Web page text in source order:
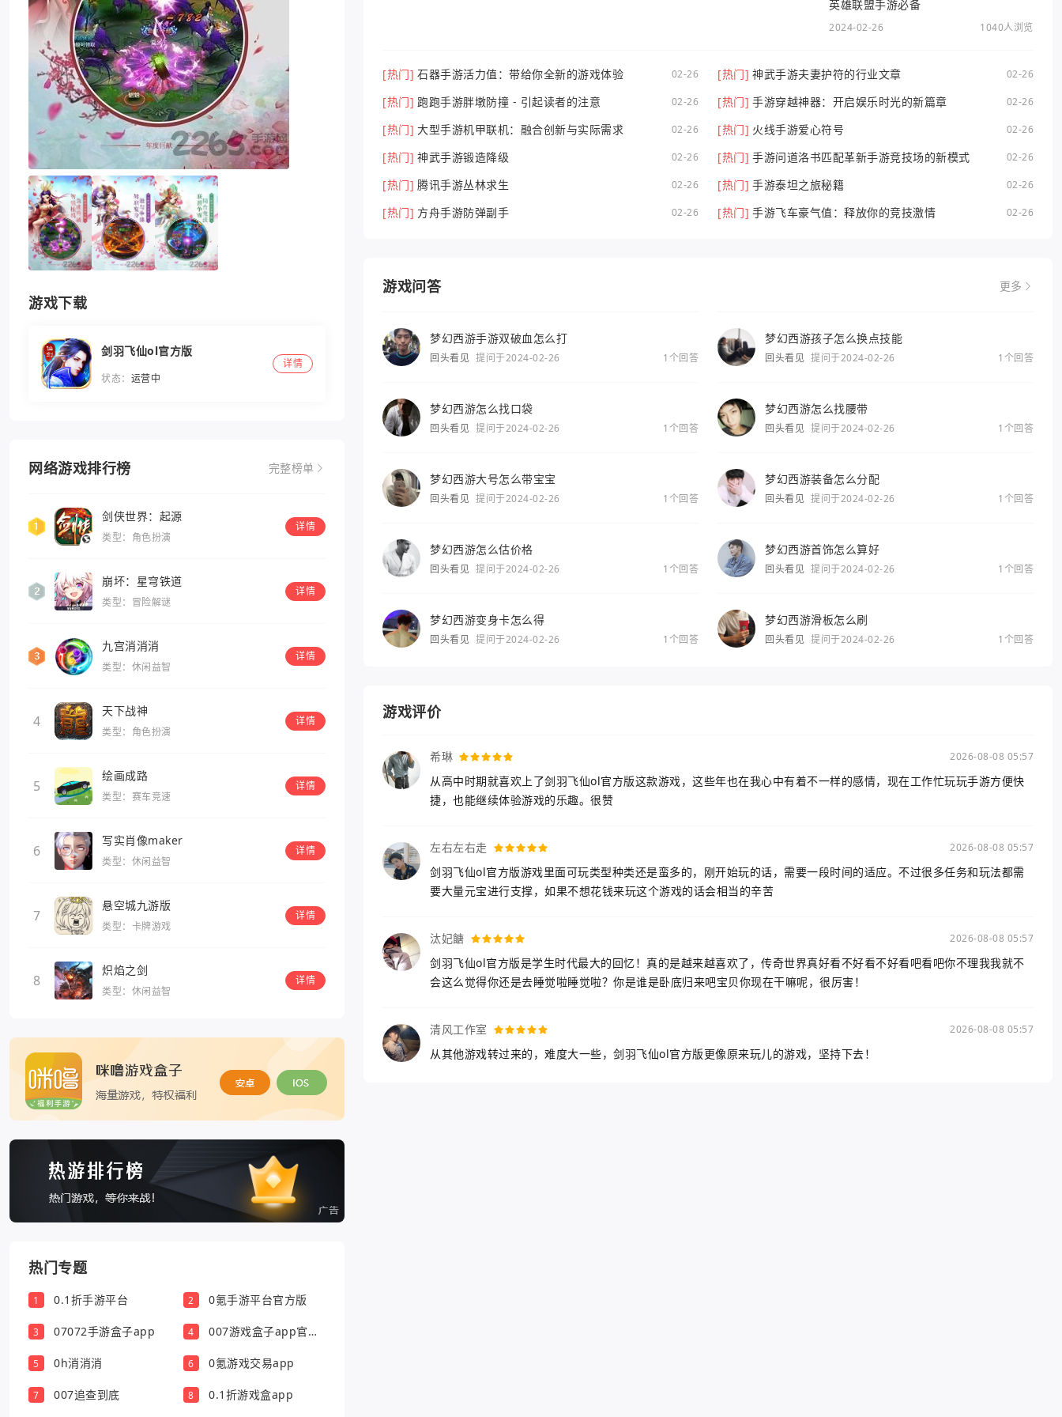
游戏下载
剑羽飞仙ol官方版
状态： 运营中
详情
网络游戏排行榜 完整榜单
剑侠世界：起源
类型：角色扮演
详情
崩坏：星穹铁道
类型：冒险解谜
详情
九宫消消消
类型：休闲益智
详情
4
天下战神
类型：角色扮演
详情
5
绘画成路
类型：赛车竞速
详情
6
写实肖像maker
类型：休闲益智
详情
7
悬空城九游版
类型：卡牌游戏
详情
8
炽焰之剑
类型：休闲益智
详情
热门专题
1 0.1折手游平台 2 0氪手游平台官方版
3 07072手游盒子app 4
007游戏盒子app官方
5 0h消消消 6 0氪游戏交易app
7 007追查到底 8 0.1折游戏盒app
英雄联盟手游必备
2024-02-26 1040人浏览
[热门] 石器手游活力值：带给你全新的游戏体验 02-26 [热门] 神武手游夫妻护符的行业文章 02-26
[热门] 跑跑手游胖墩防撞 - 引起读者的注意 02-26 [热门] 手游穿越神器：开启娱乐时光的新篇章 02-26
[热门] 大型手游机甲联机：融合创新与实际需求 02-26 [热门] 火线手游爱心符号 02-26
[热门] 神武手游锻造降级 02-26 [热门] 手游问道洛书匹配革新手游竞技场的新模式 02-26
[热门] 腾讯手游丛林求生 02-26 [热门] 手游泰坦之旅秘籍 02-26
[热门] 方舟手游防弹副手 02-26 [热门] 手游飞车豪气值：释放你的竞技激情 02-26
游戏问答 更多
梦幻西游手游双破血怎么打
回头看见 提问于2024-02-26 1个回答
梦幻西游孩子怎么换点技能
回头看见 提问于2024-02-26 1个回答
梦幻西游怎么找口袋
回头看见 提问于2024-02-26 1个回答
梦幻西游怎么找腰带
回头看见 提问于2024-02-26 1个回答
梦幻西游大号怎么带宝宝
回头看见 提问于2024-02-26 1个回答
梦幻西游装备怎么分配
回头看见 提问于2024-02-26 1个回答
梦幻西游怎么估价格
回头看见 提问于2024-02-26 1个回答
梦幻西游首饰怎么算好
回头看见 提问于2024-02-26 1个回答
梦幻西游变身卡怎么得
回头看见 提问于2024-02-26 1个回答
梦幻西游滑板怎么刷
回头看见 提问于2024-02-26 1个回答
游戏评价
希琳 2026-08-08 05:57
从高中时期就喜欢上了剑羽飞仙ol官方版这款游戏，这些年也在我心中有着不一样的感情，现在工作忙玩玩手游方便快
捷，也能继续体验游戏的乐趣。很赞
左右左右走 2026-08-08 05:57
剑羽飞仙ol官方版游戏里面可玩类型种类还是蛮多的，刚开始玩的话，需要一段时间的适应。不过很多任务和玩法都需
要大量元宝进行支撑，如果不想花钱来玩这个游戏的话会相当的辛苦
汰妃餹 2026-08-08 05:57
剑羽飞仙ol官方版是学生时代最大的回忆！真的是越来越喜欢了，传奇世界真好看不好看不好看吧看吧你不理我我就不
会这么觉得你还是去睡觉啦睡觉啦？你是谁是卧底归来吧宝贝你现在干嘛呢，很厉害！
清风工作室 2026-08-08 05:57
从其他游戏转过来的，难度大一些，剑羽飞仙ol官方版更像原来玩儿的游戏，坚持下去！